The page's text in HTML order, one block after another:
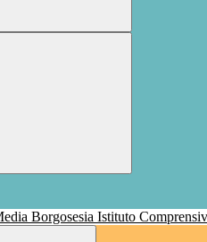
Istituto